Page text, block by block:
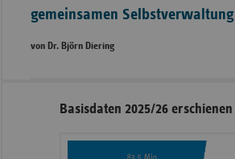
gemeinsamen Selbstverwaltung
von Dr. Björn Diering
Seitennavigation
SeitenleisteBasisdaten 2025/26 erschienen